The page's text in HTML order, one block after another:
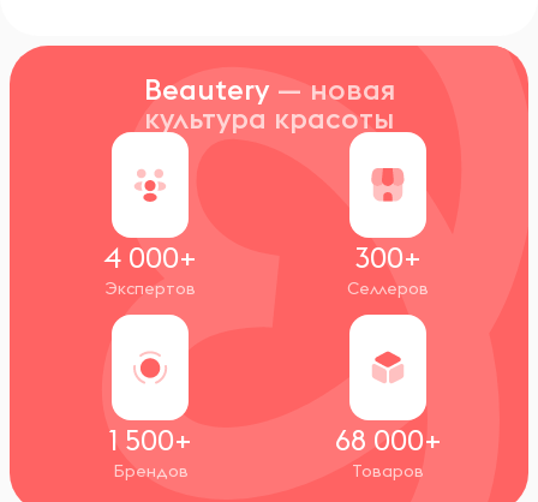
Beautery — новая
культура красоты
4 000+
Экспертов
300+
Селлеров
1 500+
Брендов
68 000+
Товаров